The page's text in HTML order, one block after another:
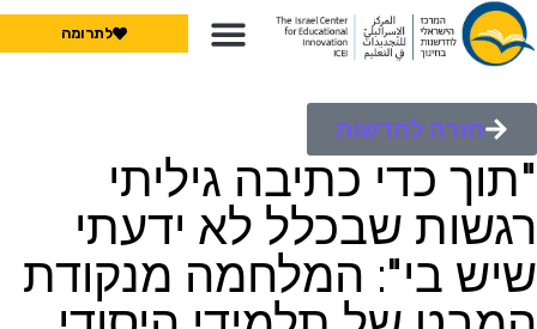
לתרומה
חזרה לחדשות
"תוך כדי כתיבה גיליתי
רגשות שבכלל לא ידעתי
שיש בי": המלחמה מנקודת